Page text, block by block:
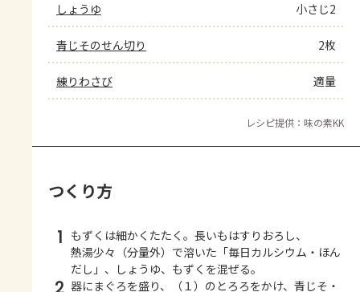
しょうゆ 小さじ2
青じそのせん切り 2枚
練りわさび 適量
レシピ提供：味の素KK
つくり方
1 もずくは細かくたたく。長いもはすりおろし、
熱湯少々（分量外）で溶いた「毎日カルシウム・ほん
だし」、しょうゆ、もずくを混ぜる。
器にまぐろを盛り、（１）のとろろをかけ、青じそ・